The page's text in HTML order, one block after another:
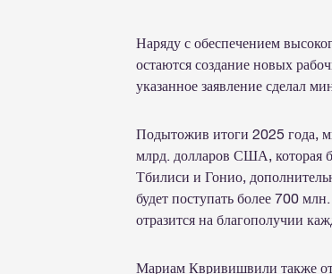
Наряду с обеспечением
остаются создание новых
указанное заявление сделал
Подытожив итоги 2025 года,
млрд. долларов США, которая
Тбилиси и Гонио,
будет поступать более 700
отразится на благополучии
Мариам Квривишвили также